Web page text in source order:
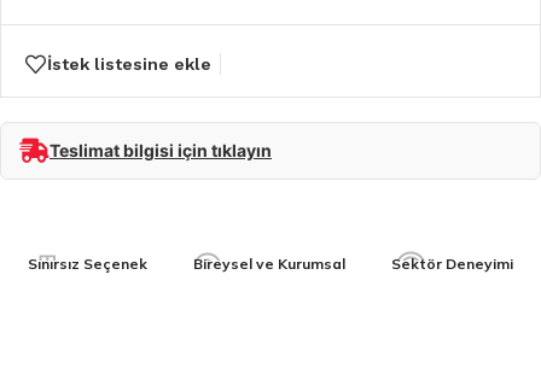
İstek listesine ekle
Teslimat bilgisi için tıklayın
Sınırsız Seçenek Bireysel ve Kurumsal Sektör Deneyimi